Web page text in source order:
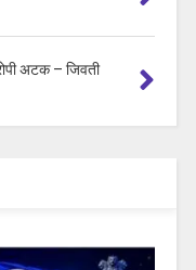
अटक – जिवती